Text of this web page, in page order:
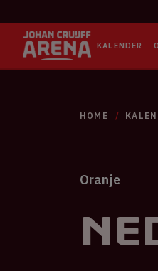
KALENDER
HOME
Oranje